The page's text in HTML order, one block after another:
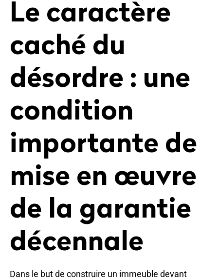
Le caractère
caché du
désordre : une
condition
importante de
mise en œuvre
de la garantie
décennale
Dans le but de construire un immeuble devant